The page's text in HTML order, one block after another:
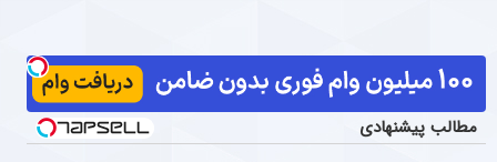
مطالب پیشنهادی